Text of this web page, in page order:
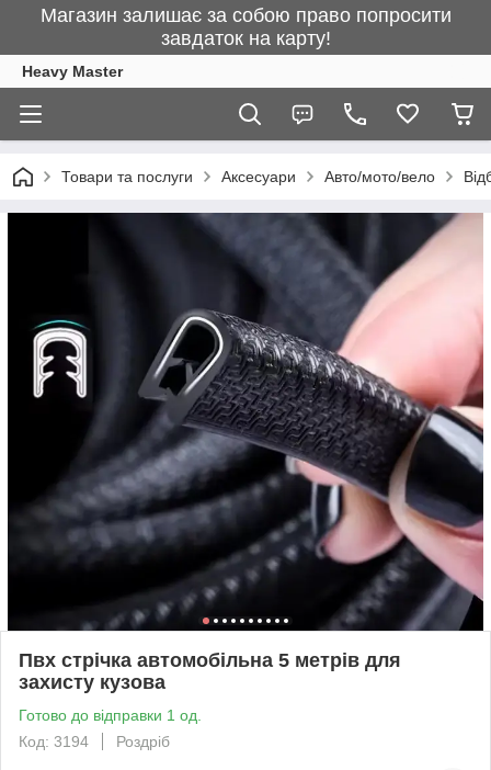
Магазин залишає за собою право попросити
завдаток на карту!
Heavy Master
Товари та послуги Аксесуари Авто/мото/вело
Пвх стрічка автомобільна 5 метрів для
захисту кузова
Готово до відправки 1 од.
Код: 3194
Роздріб